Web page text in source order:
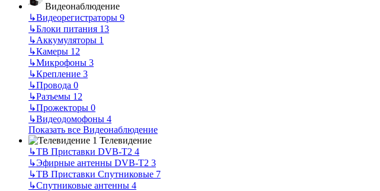
Видеонаблюдение
↳Видеорегистраторы 9
↳Блоки питания 13
↳Аккумуляторы 1
↳Камеры 12
↳Микрофоны 3
↳Крепление 3
↳Провода 0
↳Разъемы 12
↳Прожекторы 0
↳Видеодомофоны 4
Показать все Видеонаблюдение
Телевидение
↳ТВ Приставки DVB-T2 4
↳Эфирные антенны DVB-T2 3
↳ТВ Приставки Спутниковые 7
↳Спутниковые антенны 4